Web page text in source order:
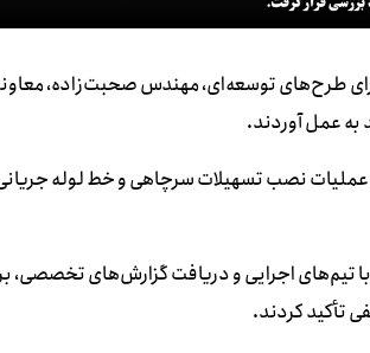
طرح‌های توسعه‌ای، مهندس صحبت‌زاده،
اجرایی و دریافت گزارش‌های تخصصی، بر
تأکید کردند.